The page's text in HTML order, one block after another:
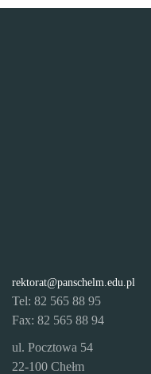
rektorat@panschelm.edu.pl
Tel: 82 565 88 95
Fax: 82 565 88 94
ul. Pocztowa 54
22-100 Chełm